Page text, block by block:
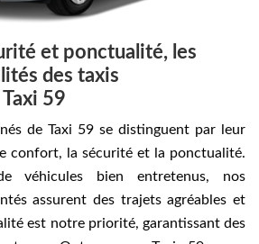
et ponctualité, les
des taxis
59
de Taxi 59 se distinguent par leur
confort, la sécurité et la ponctualité.
véhicules bien entretenus, nos
assurent des trajets agréables et
est notre priorité, garantissant des